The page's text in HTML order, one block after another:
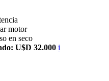
motor
en seco
U$D 32.000 i